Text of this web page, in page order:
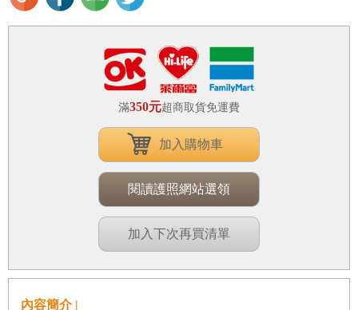
滿350元超商取貨免運費
加入購物車
閱讀護照網站選領
加入下次再買清單
內容簡介 |